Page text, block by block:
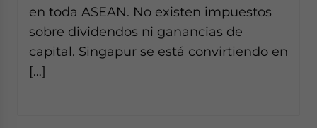
en toda ASEAN. No existen impuestos
sobre dividendos ni ganancias de
capital. Singapur se está convirtiendo en
[…]